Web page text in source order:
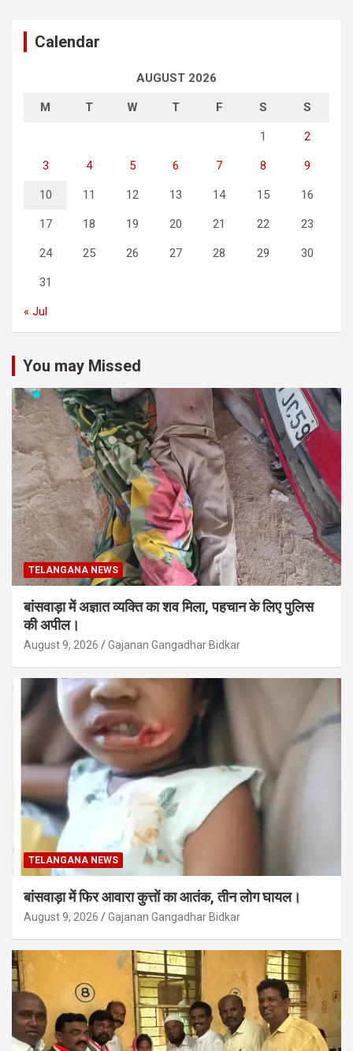
Calendar
AUGUST 2026
M T W T F S S
1 2
3 4 5 6 7 8 9
10 11 12 13 14 15 16
17 18 19 20 21 22 23
24 25 26 27 28 29 30
31
« Jul
You may Missed
TELANGANA NEWS
बांसवाड़ा में अज्ञात व्यक्ति का शव मिला, पहचान के लिए पुलिस
की अपील।
August 9, 2026 Gajanan Gangadhar Bidkar
TELANGANA NEWS
बांसवाड़ा में फिर आवारा कुत्तों का आतंक, तीन लोग घायल।
August 9, 2026 Gajanan Gangadhar Bidkar